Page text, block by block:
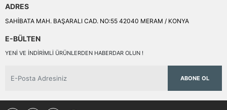
ADRES
SAHİBATA MAH. BAŞARALI CAD. NO:55 42040 MERAM / KONYA
E-BÜLTEN
YENI VE INDIRIMLI ÜRÜNLERDEN HABERDAR OLUN !
ABONE OL